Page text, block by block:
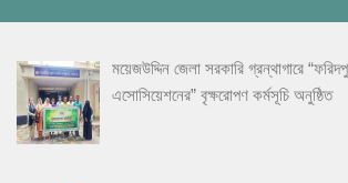
ময়েজউদ্দিন জেলা সরকারি গ্রন্থাগারে
এসোসিয়েশনের” বৃক্ষরোপণ কর্মসূচি অনুষ্ঠিত